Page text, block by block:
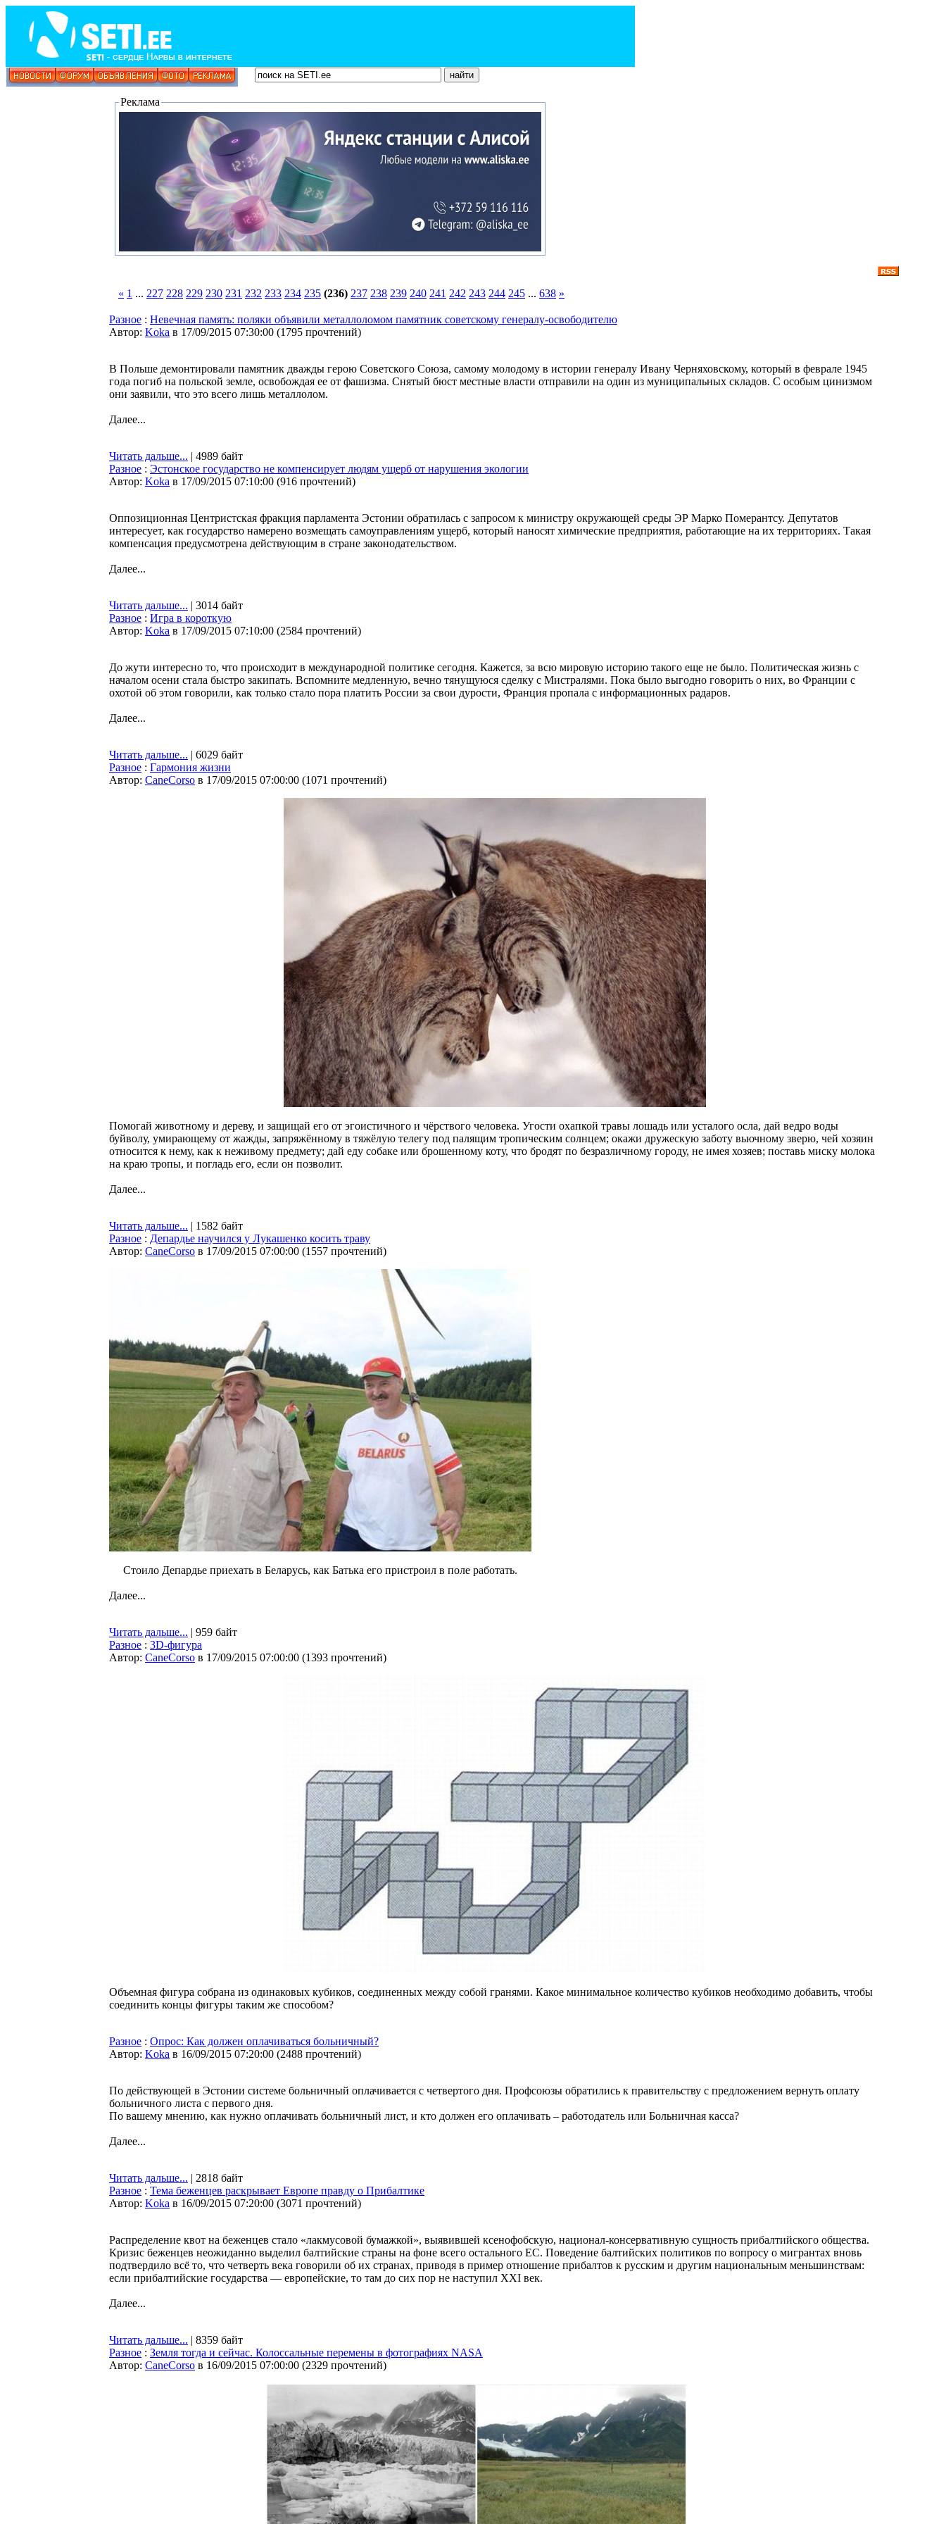
Реклама
« 1 ... 227 228 229 230 231 232 233 234 235 (236) 237 238 239 240 241 242 243 244 245 ... 638 »
Разное : Невечная память: поляки объявили металлоломом памятник советскому генералу-освободителю
Автор: Koka в 17/09/2015 07:30:00 (1795 прочтений)
В Польше демонтировали памятник дважды герою Советского Союза, самому молодому в истории генералу Ивану Черняховскому, который в феврале 1945
года погиб на польской земле, освобождая ее от фашизма. Снятый бюст местные власти отправили на один из муниципальных складов. С особым цинизмом
они заявили, что это всего лишь металлолом.
Далее...
Читать дальше... | 4989 байт
Разное : Эстонское государство не компенсирует людям ущерб от нарушения экологии
Автор: Koka в 17/09/2015 07:10:00 (916 прочтений)
Оппозиционная Центристская фракция парламента Эстонии обратилась с запросом к министру окружающей среды ЭР Марко Померантсу. Депутатов
интересует, как государство намерено возмещать самоуправлениям ущерб, который наносят химические предприятия, работающие на их территориях. Такая
компенсация предусмотрена действующим в стране законодательством.
Далее...
Читать дальше... | 3014 байт
Разное : Игра в короткую
Автор: Koka в 17/09/2015 07:10:00 (2584 прочтений)
До жути интересно то, что происходит в международной политике сегодня. Кажется, за всю мировую историю такого еще не было. Политическая жизнь с
началом осени стала быстро закипать. Вспомните медленную, вечно тянущуюся сделку с Мистралями. Пока было выгодно говорить о них, во Франции с
охотой об этом говорили, как только стало пора платить России за свои дурости, Франция пропала с информационных радаров.
Далее...
Читать дальше... | 6029 байт
Разное : Гармония жизни
Автор: CaneCorso в 17/09/2015 07:00:00 (1071 прочтений)
Помогай животному и дереву, и защищай его от эгоистичного и чёрствого человека. Угости охапкой травы лошадь или усталого осла, дай ведро воды
буйволу, умирающему от жажды, запряжённому в тяжёлую телегу под палящим тропическим солнцем; окажи дружескую заботу вьючному зверю, чей хозяин
относится к нему, как к неживому предмету; дай еду собаке или брошенному коту, что бродят по безразличному городу, не имея хозяев; поставь миску молока
на краю тропы, и погладь его, если он позволит.
Далее...
Читать дальше... | 1582 байт
Разное : Депардье научился у Лукашенко косить траву
Автор: CaneCorso в 17/09/2015 07:00:00 (1557 прочтений)
Стоило Депардье приехать в Беларусь, как Батька его пристроил в поле работать.
Далее...
Читать дальше... | 959 байт
Разное : 3D-фигура
Автор: CaneCorso в 17/09/2015 07:00:00 (1393 прочтений)
Объемная фигура собрана из одинаковых кубиков, соединенных между собой гранями. Какое минимальное количество кубиков необходимо добавить, чтобы
соединить концы фигуры таким же способом?
Разное : Опрос: Как должен оплачиваться больничный?
Автор: Koka в 16/09/2015 07:20:00 (2488 прочтений)
По действующей в Эстонии системе больничный оплачивается с четвертого дня. Профсоюзы обратились к правительству с предложением вернуть оплату
больничного листа с первого дня.
По вашему мнению, как нужно оплачивать больничный лист, и кто должен его оплачивать – работодатель или Больничная касса?
Далее...
Читать дальше... | 2818 байт
Разное : Тема беженцев раскрывает Европе правду о Прибалтике
Автор: Koka в 16/09/2015 07:20:00 (3071 прочтений)
Распределение квот на беженцев стало «лакмусовой бумажкой», выявившей ксенофобскую, национал-консервативную сущность прибалтийского общества.
Кризис беженцев неожиданно выделил балтийские страны на фоне всего остального ЕС. Поведение балтийских политиков по вопросу о мигрантах вновь
подтвердило всё то, что четверть века говорили об их странах, приводя в пример отношение прибалтов к русским и другим национальным меньшинствам:
если прибалтийские государства — европейские, то там до сих пор не наступил XXI век.
Далее...
Читать дальше... | 8359 байт
Разное : Земля тогда и сейчас. Колоссальные перемены в фотографиях NASA
Автор: CaneCorso в 16/09/2015 07:00:00 (2329 прочтений)